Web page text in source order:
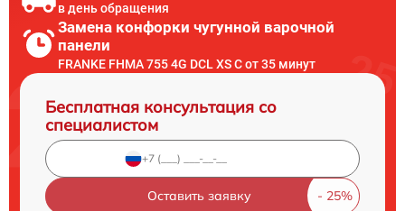
в день обращения
Замена конфорки чугунной варочной
панели
FRANKE FHMA 755 4G DCL XS C от 35 минут
Бесплатная консультация со
специалистом
Оставить заявку